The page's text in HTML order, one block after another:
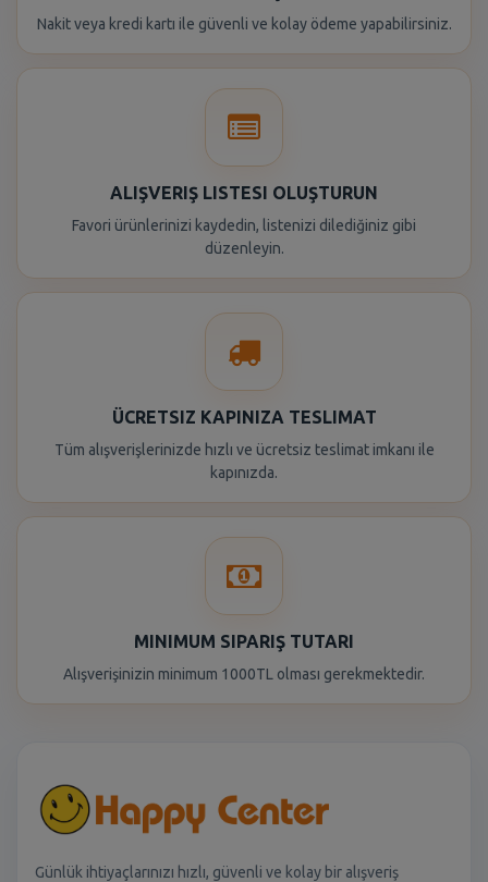
Nakit veya kredi kartı ile güvenli ve kolay ödeme yapabilirsiniz.
ALIŞVERIŞ LISTESI OLUŞTURUN
Favori ürünlerinizi kaydedin, listenizi dilediğiniz gibi
düzenleyin.
ÜCRETSIZ KAPINIZA TESLIMAT
Tüm alışverişlerinizde hızlı ve ücretsiz teslimat imkanı ile
kapınızda.
MINIMUM SIPARIŞ TUTARI
Alışverişinizin minimum 1000TL olması gerekmektedir.
Günlük ihtiyaçlarınızı hızlı, güvenli ve kolay bir alışveriş